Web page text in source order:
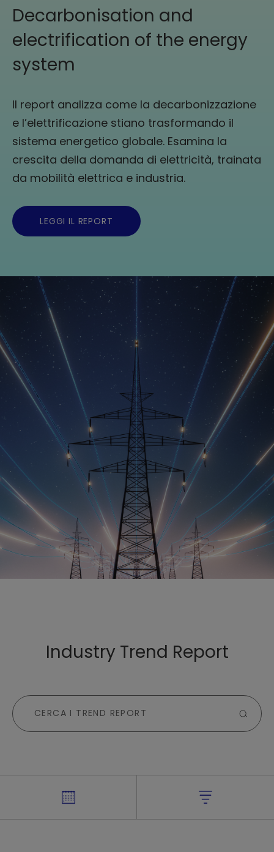
Decarbonisation and
electrification of the energy
system
Il report analizza come la decarbonizzazione
e l’elettrificazione stiano trasformando il
sistema energetico globale. Esamina la
crescita della domanda di elettricità, trainata
da mobilità elettrica e industria.
LEGGI IL REPORT
Industry Trend Report